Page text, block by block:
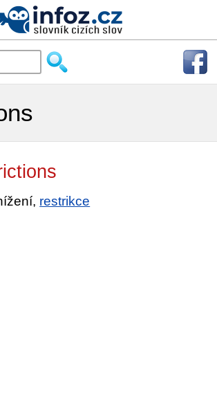
restrikce